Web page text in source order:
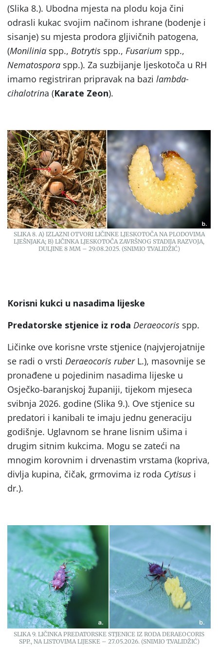
(Slika 8.). Ubodna mjesta na plodu koja čini
odrasli kukac svojim načinom ishrane (bodenje i
sisanje) su mjesta prodora gljivičnih patogena,
(Monilinia spp., Botrytis spp., Fusarium spp.,
Nematospora spp.). Za suzbijanje ljeskotoča u RH
imamo registriran pripravak na bazi lambda-
cihalotrina (Karate Zeon).
SLIKA 8. A) IZLAZNI OTVORI LIČINKE LJESKOTOČA NA PLODOVIMA
LJEŠNJAKA; B) LIČINKA LJESKOTOČA ZAVRŠNOG STADIJA RAZVOJA,
DULJINE 8 MM – 29.08.2025. (SNIMIO T.VALIDŽIĆ)
Korisni kukci u nasadima lijeske
Predatorske stjenice iz roda Deraeocoris spp.
Ličinke ove korisne vrste stjenice (najvjerojatnije
se radi o vrsti Deraeocoris ruberL.), masovnije se
pronađene u pojedinim nasadima lijeske u
Osječko-baranjskoj županiji, tijekom mjeseca
svibnja 2026. godine (Slika 9.). Ove stjenice su
predatori i kanibali te imaju jednu generaciju
godišnje. Uglavnom se hrane lisnim ušima i
drugim sitnim kukcima. Mogu se zateći na
mnogim korovnim i drvenastim vrstama (kopriva,
divlja kupina, čičak, grmovima iz roda Cytisus i
dr.).
SLIKA 9. LIČINKA PREDATORSKE STJENICE IZ RODA DERAEOCORIS
SPP., NA LISTOVIMA LIJESKE – 27.05.2026. (SNIMIO T.VALIDŽIĆ)